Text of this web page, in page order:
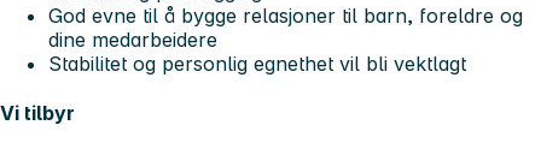
God evne til å bygge relasjoner til barn, foreldre og
dine medarbeidere
Stabilitet og personlig egnethet vil bli vektlagt
Vi tilbyr